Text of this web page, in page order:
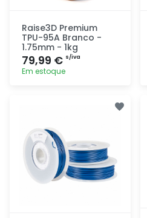
Raise3D Premium
TPU-95A Branco -
1.75mm - 1kg
79,99 € s/iva
Em estoque